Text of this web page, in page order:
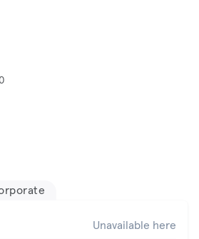
Unavailable here